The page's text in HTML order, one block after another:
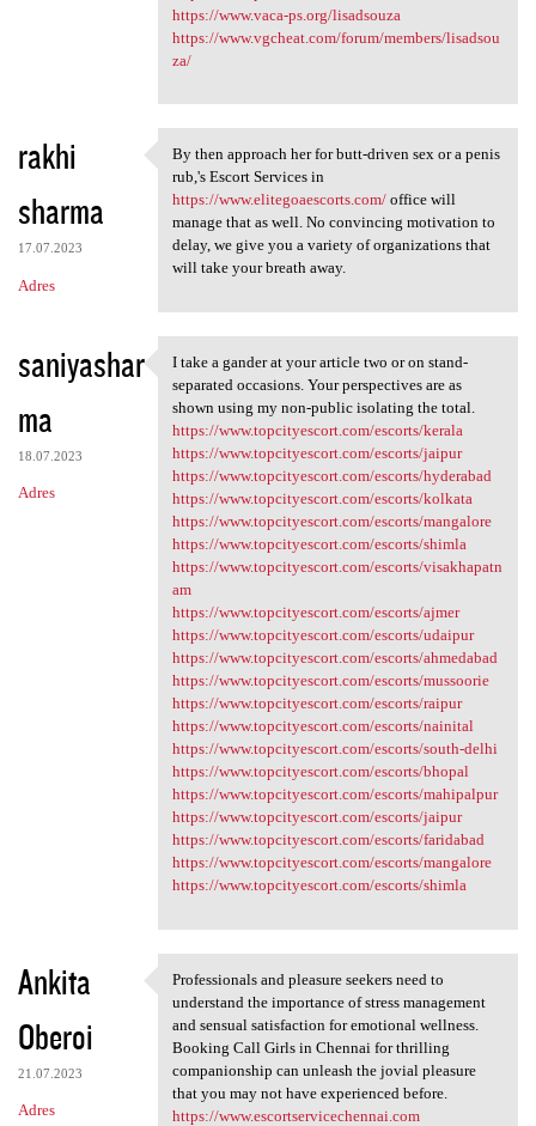
https://www.vaca-ps.org/lisadsouza
https://www.vgcheat.com/forum/members/lisadsou
za/
rakhi
sharma
17.07.2023
Adres
By then approach her for butt
By then approach her for butt-driven sex or a penis
rub,'s Escort Services in
https://www.elitegoaescorts.com/office will
manage that as well. No convincing motivation to
delay, we give you a variety of organizations that
will take your breath away.
saniyashar
ma
18.07.2023
Adres
I take a gander at your
I take a gander at your article two or on stand-
separated occasions. Your perspectives are as
shown using my non-public isolating the total.
https://www.topcityescort.com/escorts/kerala
https://www.topcityescort.com/escorts/jaipur
https://www.topcityescort.com/escorts/hyderabad
https://www.topcityescort.com/escorts/kolkata
https://www.topcityescort.com/escorts/mangalore
https://www.topcityescort.com/escorts/shimla
https://www.topcityescort.com/escorts/visakhapatn
am
https://www.topcityescort.com/escorts/ajmer
https://www.topcityescort.com/escorts/udaipur
https://www.topcityescort.com/escorts/ahmedabad
https://www.topcityescort.com/escorts/mussoorie
https://www.topcityescort.com/escorts/raipur
https://www.topcityescort.com/escorts/nainital
https://www.topcityescort.com/escorts/south-delhi
https://www.topcityescort.com/escorts/bhopal
https://www.topcityescort.com/escorts/mahipalpur
https://www.topcityescort.com/escorts/jaipur
https://www.topcityescort.com/escorts/faridabad
https://www.topcityescort.com/escorts/mangalore
https://www.topcityescort.com/escorts/shimla
Ankita
Oberoi
21.07.2023
Adres
Professionals and pleasure
Professionals and pleasure seekers need to
understand the importance of stress management
and sensual satisfaction for emotional wellness.
Booking Call Girls in Chennai for thrilling
companionship can unleash the jovial pleasure
that you may not have experienced before.
https://www.escortservicechennai.com